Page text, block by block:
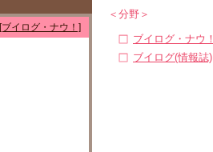
[ブイログ・ナウ！]
＜分野＞
ブイログ・ナウ！
ブイログ(情報誌)